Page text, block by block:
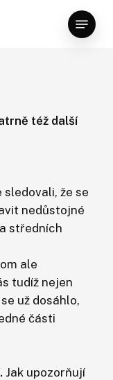
Menu
též další
sledovali, že se
nedůstojné
středních
ale
tudíž nejen
už dosáhlo,
části
Jak upozorňují